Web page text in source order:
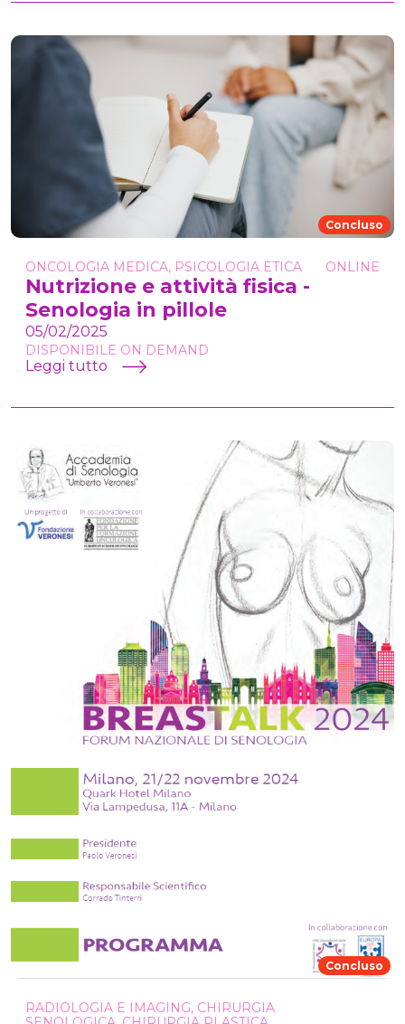
Concluso
ONCOLOGIA MEDICA, PSICOLOGIA ETICA ONLINE
Nutrizione e attività fisica -
Senologia in pillole
05/02/2025
DISPONIBILE ON DEMAND
Leggi tutto
Concluso
RADIOLOGIA E IMAGING, CHIRURGIA